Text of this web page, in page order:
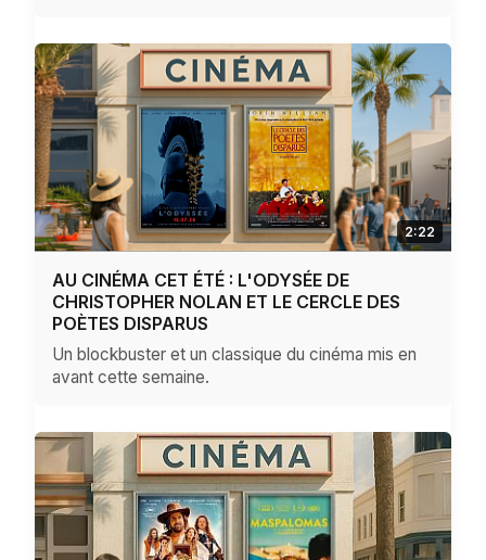
2:22
AU CINÉMA CET ÉTÉ : L'ODYSÉE DE
CHRISTOPHER NOLAN ET LE CERCLE DES
POÈTES DISPARUS
Un blockbuster et un classique du cinéma mis en
avant cette semaine.